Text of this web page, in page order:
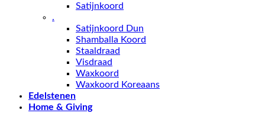
Satijnkoord
.
Satijnkoord Dun
Shamballa Koord
Staaldraad
Visdraad
Waxkoord
Waxkoord Koreaans
Edelstenen
Home & Giving